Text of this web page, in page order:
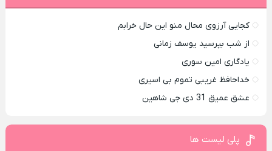
کجایی آرزوی محال منو این حال خرابم
از شب بپرسید یوسف زمانی
یادگاری امین سوری
خداحافظ غریبی تموم بی اسیری
عشق عمیق 31 دی جی شاهین
پلی لیست ها